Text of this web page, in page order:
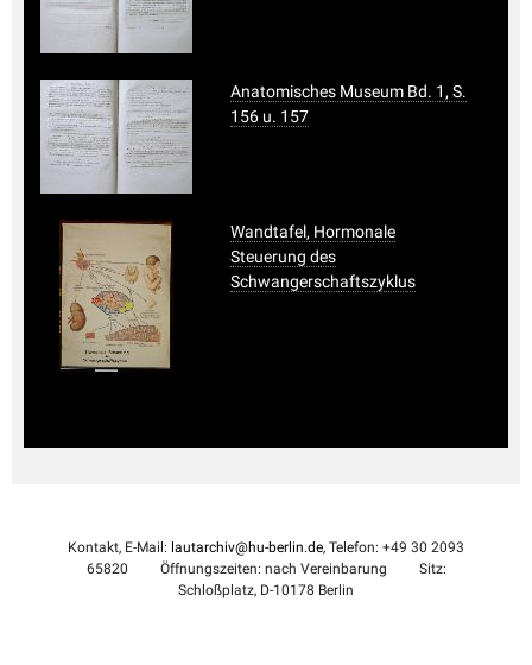
Anatomisches Museum Bd. 1, S.
156 u. 157
Wandtafel, Hormonale
Steuerung des
Schwangerschaftszyklus
Kontakt, E-Mail: lautarchiv@hu-berlin.de, Telefon: +49 30 2093
65820
Öffnungszeiten: nach Vereinbarung
Sitz:
Schloßplatz, D-10178 Berlin